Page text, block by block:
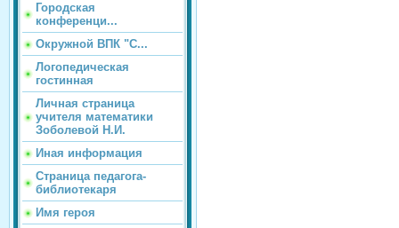
Городская
конференци...
Окружной ВПК "С...
Логопедическая
гостинная
Личная страница
учителя математики
Зоболевой Н.И.
Иная информация
Страница педагога-
библиотекаря
Имя героя